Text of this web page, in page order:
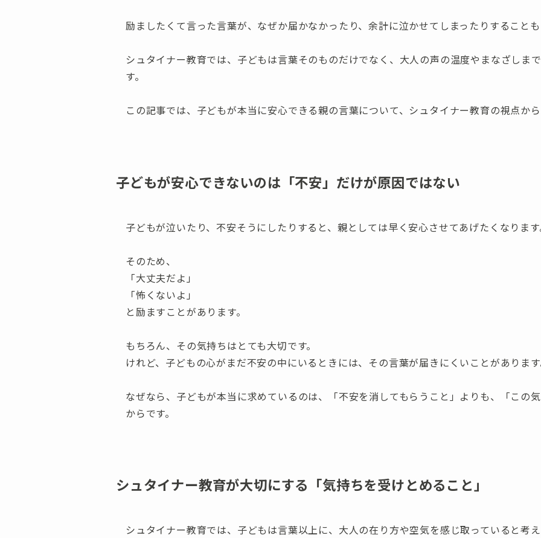
励ましたくて言った言葉が、なぜか届かなかったり、余計に泣かせてしまったりすること
シュタイナー教育では、子どもは言葉そのものだけでなく、大人の声の温度やまなざしま
す。
この記事では、子どもが本当に安心できる親の言葉について、シュタイナー教育の視点か
子どもが安心できないのは「不安」だけが原因ではない
子どもが泣いたり、不安そうにしたりすると、親としては早く安心させてあげたくなりま
そのため、
「大丈夫だよ」
「怖くないよ」
と励ますことがあります。
もちろん、その気持ちはとても大切です。
けれど、子どもの心がまだ不安の中にいるときには、その言葉が届きにくいことがありま
なぜなら、子どもが本当に求めているのは、「不安を消してもらうこと」よりも、「この
からです。
シュタイナー教育が大切にする「気持ちを受けとめること」
シュタイナー教育では、子どもは言葉以上に、大人の在り方や空気を感じ取っていると考